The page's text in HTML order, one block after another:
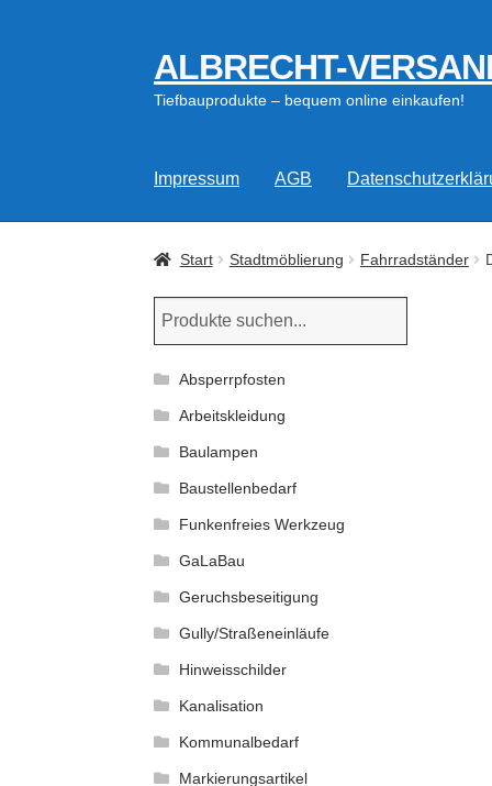
Zur
Navigation
springen
Zum
Inhalt
springen
ALBRECHT-
Tiefbauprodukte – bequem online einkaufen!
Impressum AGB
Start Stadtmöblierung Fahrradständer
Absperrpfosten
Arbeitskleidung
Baulampen
Baustellenbedarf
Funkenfreies Werkzeug
GaLaBau
Geruchsbeseitigung
Gully/Straßeneinläufe
Hinweisschilder
Kanalisation
Kommunalbedarf
Markierungsartikel